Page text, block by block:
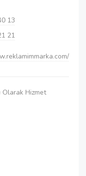
13
21
Hizmet